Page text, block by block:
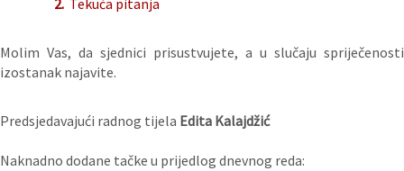
2. Tekuća pitanja
Molim Vas, da sjednici prisustvujete, a u slučaju spriječenosti
izostanak najavite.
Predsjedavajući radnog tijela Edita Kalajdžić
Naknadno dodane tačke u prijedlog dnevnog reda: